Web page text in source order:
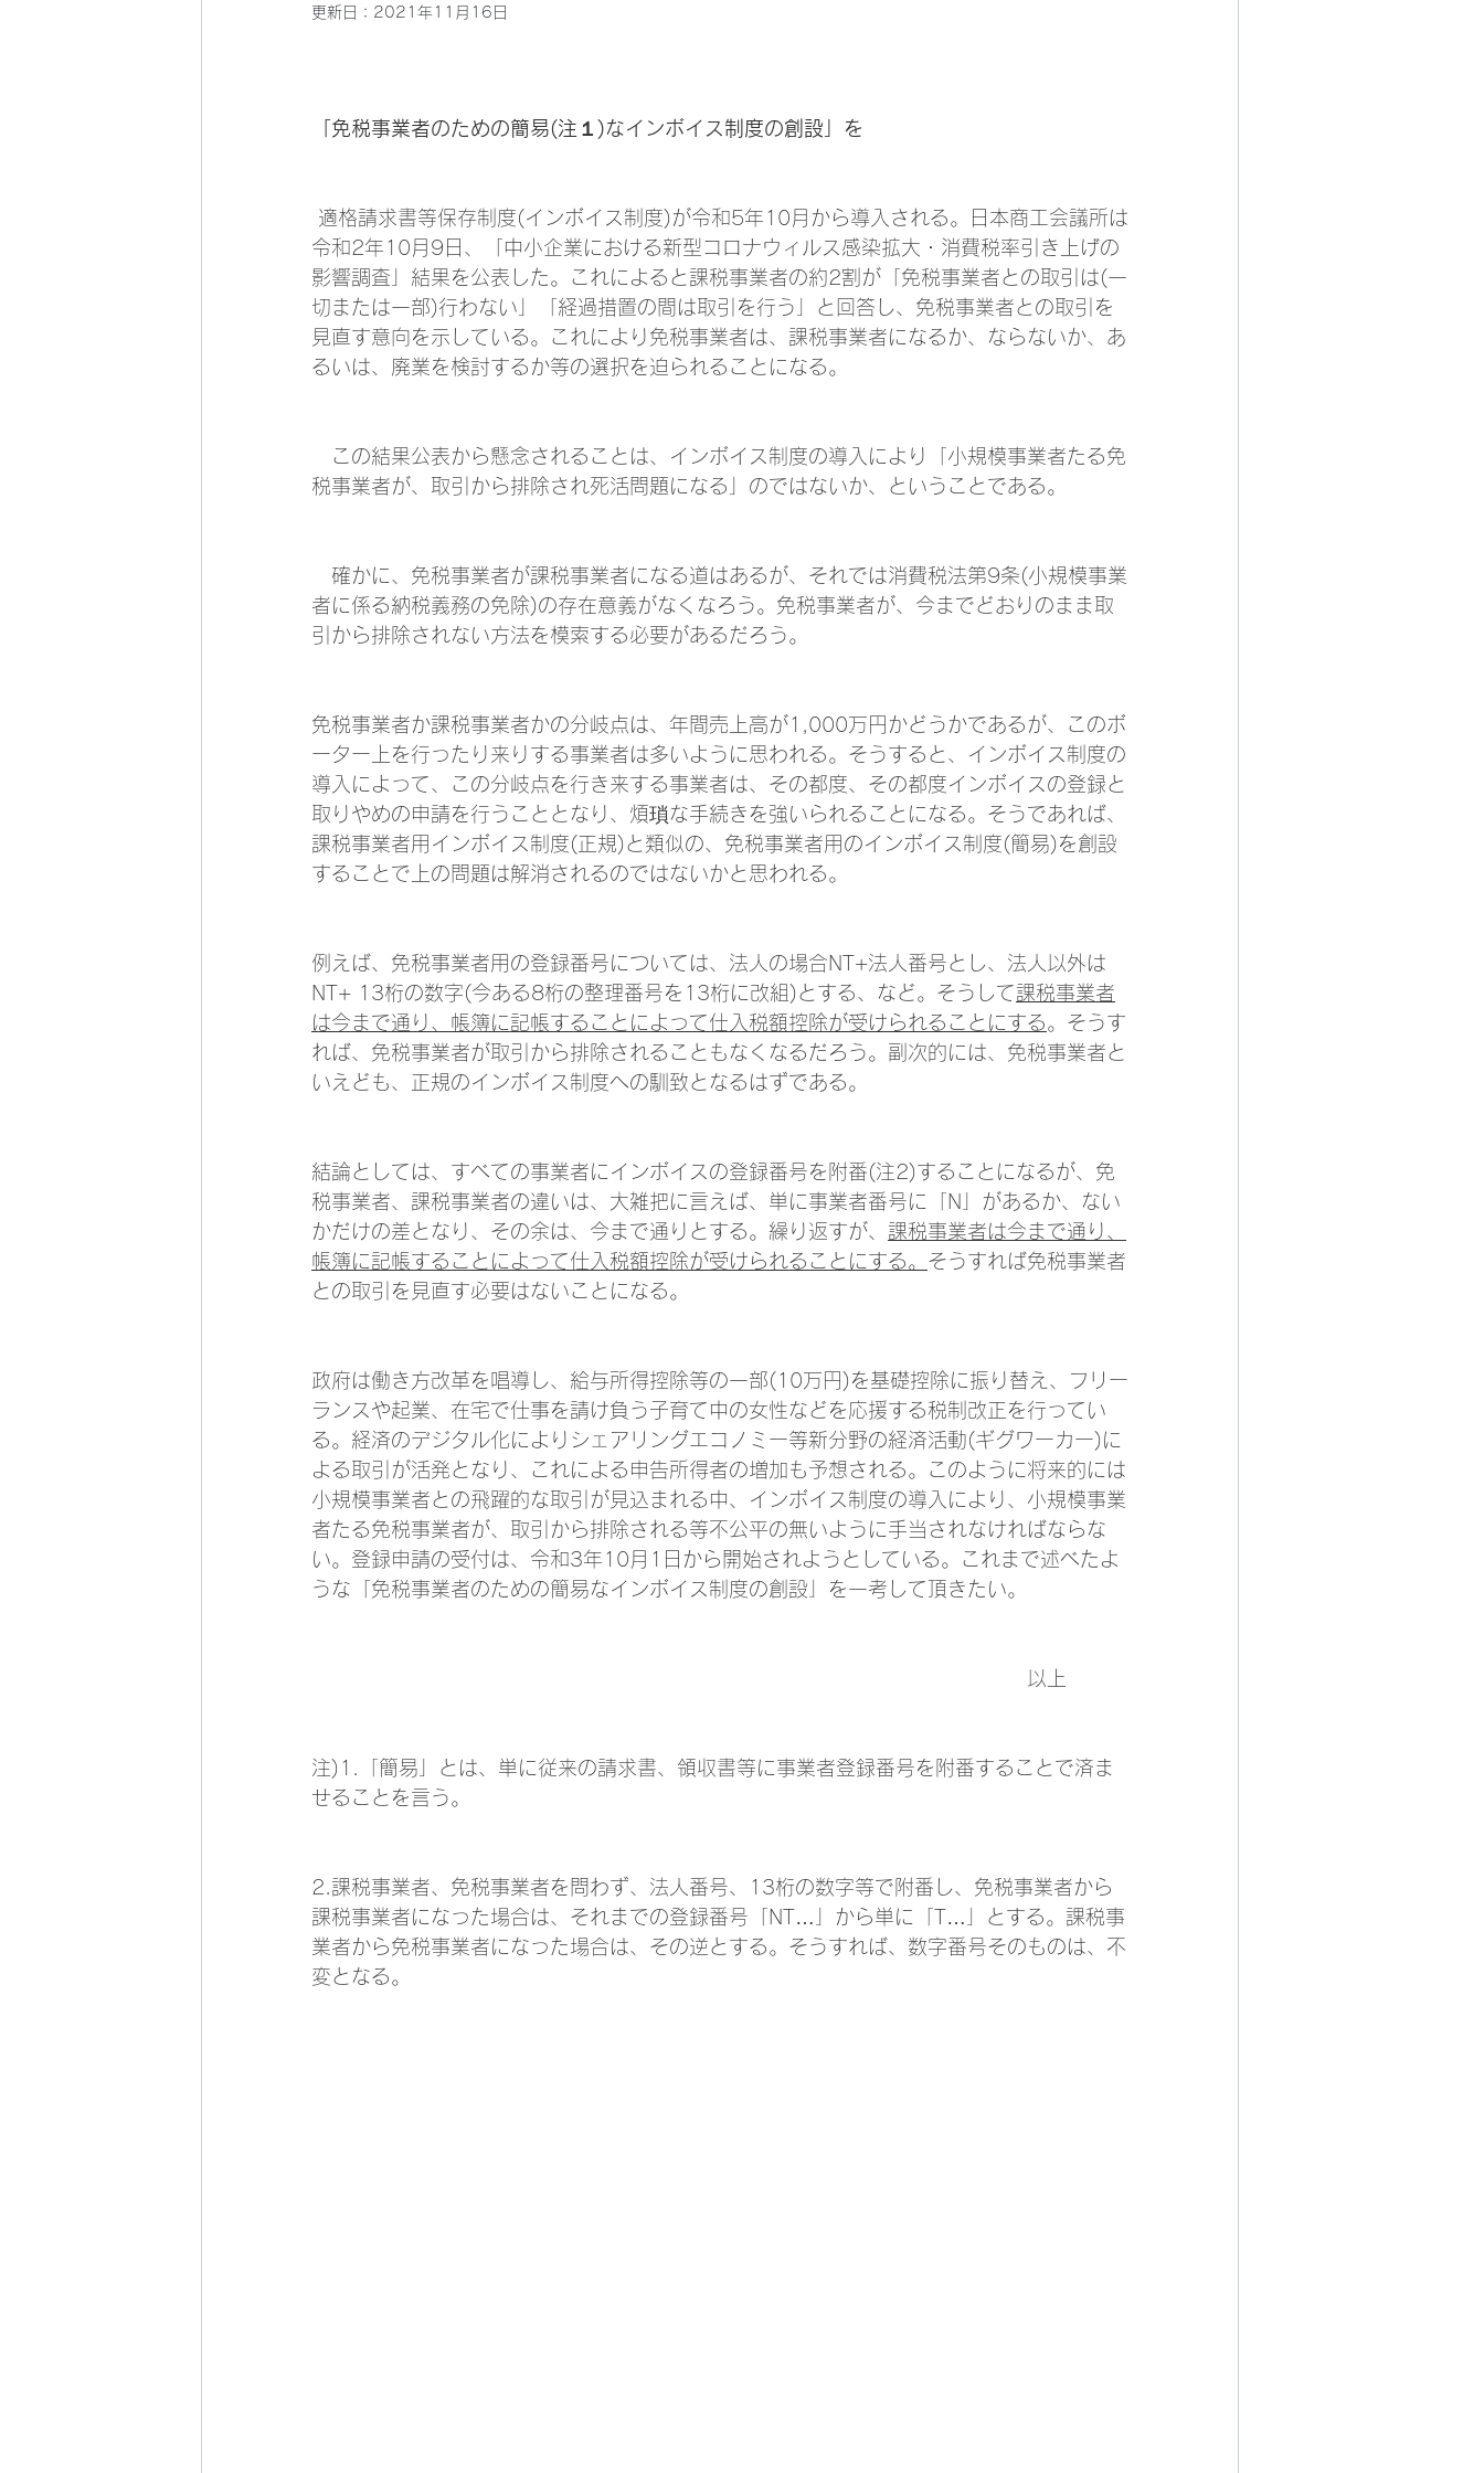
更新日： 2021年11月16日
「免税事業者のための簡易(注１)なインボイス制度の創設」を
令和2年10月9日、「中小企業における新型コロナウィルス感染拡大・消費税率引き上げの
影響調査」結果を公表した。これによると課税事業者の約2割が「免税事業者との取引は(一
切または一部)行わない」「経過措置の間は取引を行う」と回答し、免税事業者との取引を
見直す意向を示している。これにより免税事業者は、課税事業者になるか、ならないか、あ
るいは、廃業を検討するか等の選択を迫られることになる。
この結果公表から懸念されることは、インボイス制度の導入により「小規模事業者たる免
税事業者が、取引から排除され死活問題になる」のではないか、ということである。
確かに、免税事業者が課税事業者になる道はあるが、それでは消費税法第9条(小規模事業
者に係る納税義務の免除)の存在意義がなくなろう。免税事業者が、今までどおりのまま取
引から排除されない方法を模索する必要があるだろう。
免税事業者か課税事業者かの分岐点は、年間売上高が1,000万円かどうかであるが、このボ
ーター上を行ったり来りする事業者は多いように思われる。そうすると、インボイス制度の
導入によって、この分岐点を行き来する事業者は、その都度、その都度インボイスの登録と
取りやめの申請を行うこととなり、煩瑣な手続きを強いられることになる。そうであれば、
課税事業者用インボイス制度(正規)と類似の、免税事業者用のインボイス制度(簡易)を創設
することで上の問題は解消されるのではないかと思われる。
例えば、免税事業者用の登録番号については、法人の場合NT+法人番号とし、法人以外は
NT+ 13桁の数字(今ある8桁の整理番号を13桁に改組)とする、など。そうして課税事業者
は今まで通り、帳簿に記帳することによって仕入税額控除が受けられることにする。そうす
れば、免税事業者が取引から排除されることもなくなるだろう。副次的には、免税事業者と
いえども、正規のインボイス制度への馴致となるはずである。
結論としては、すべての事業者にインボイスの登録番号を附番(注2)することになるが、免
税事業者、課税事業者の違いは、大雑把に言えば、単に事業者番号に「N」があるか、ない
かだけの差となり、その余は、今まで通りとする。繰り返すが、 課税事業者は今まで通り、
帳簿に記帳することによって仕入税額控除が受けられることにする。 そうすれば免税事業者
との取引を見直す必要はないことになる。
政府は働き方改革を唱導し、給与所得控除等の一部(10万円)を基礎控除に振り替え、フリー
ランスや起業、在宅で仕事を請け負う子育て中の女性などを応援する税制改正を行ってい
る。経済のデジタル化によりシェアリングエコノミー等新分野の経済活動(ギグワーカー)に
よる取引が活発となり、これによる申告所得者の増加も予想される。このように将来的には
小規模事業者との飛躍的な取引が見込まれる中、インボイス制度の導入により、小規模事業
者たる免税事業者が、取引から排除される等不公平の無いように手当されなければならな
い。登録申請の受付は、令和3年10月1日から開始されようとしている。これまで述べたよ
うな「免税事業者のための簡易なインボイス制度の創設」を一考して頂きたい。
以上
注)1.「簡易」とは、単に従来の請求書、領収書等に事業者登録番号を附番することで済ま
せることを言う。
2.課税事業者、免税事業者を問わず、法人番号、13桁の数字等で附番し、免税事業者から
課税事業者になった場合は、それまでの登録番号「NT…」から単に「T…」とする。課税事
業者から免税事業者になった場合は、その逆とする。そうすれば、数字番号そのものは、不
変となる。